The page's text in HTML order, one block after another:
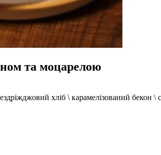
та моцарелою
хліб \ карамелізований бекон \